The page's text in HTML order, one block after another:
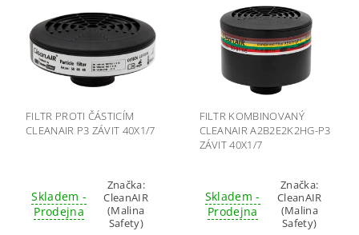
FILTR PROTI ČÁSTICÍM
CLEANAIR P3 ZÁVIT 40X1/7
Skladem -
Prodejna
Značka:
CleanAIR
(Malina
Safety)
FILTR KOMBINOVANÝ
CLEANAIR A2B2E2K2HG-P3
ZÁVIT 40X1/7
Skladem -
Prodejna
Značka:
CleanAIR
(Malina
Safety)